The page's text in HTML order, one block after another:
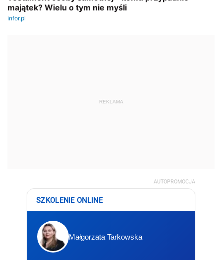
REKLAMA
AUTOPROMOCJA
SZKOLENIE ONLINE
Małgorzata Tarkowska